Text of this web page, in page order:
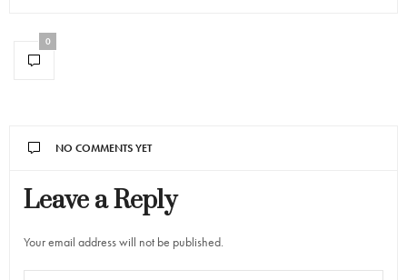
0
NO COMMENTS YET
Leave a Reply
Your email address will not be published.